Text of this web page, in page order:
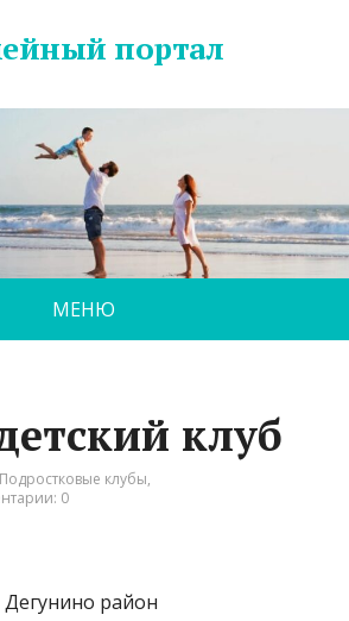
портал
МЕНЮ
клуб
Подростковые клубы,
0
район